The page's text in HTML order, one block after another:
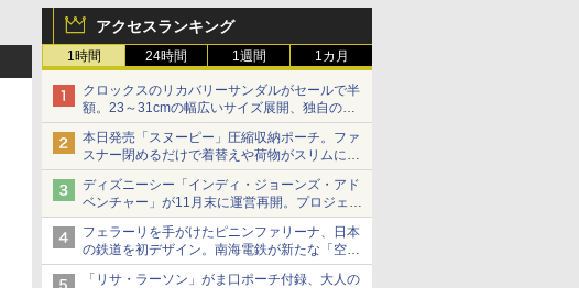
アクセスランキング
1時間 24時間 1週間 1カ月
クロックスのリカバリーサンダルがセールで半
額。23～31cmの幅広いサイズ展開、独自のク
ッション素材を採用
本日発売「スヌーピー」圧縮収納ポーチ。ファ
スナー閉めるだけで着替えや荷物がスリムにま
とまる
ディズニーシー「インディ・ジョーンズ・アド
ベンチャー」が11月末に運営再開。プロジェク
ションマッピングを追加、DPAは1500円
フェラーリを手がけたピニンファリーナ、日本
の鉄道を初デザイン。南海電鉄が新たな「空港
特急」をなにわ筋線へ導入
「リサ・ラーソン」がま口ポーチ付録、大人の